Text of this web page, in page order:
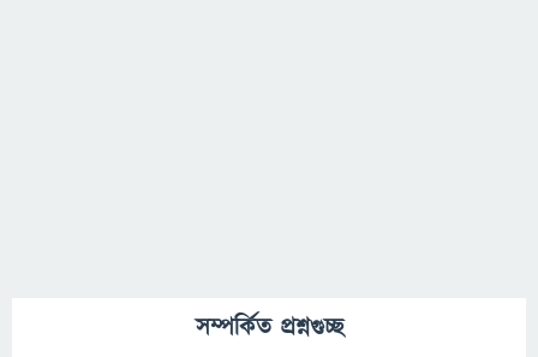
সম্পর্কিত প্রশ্নগুচ্ছ